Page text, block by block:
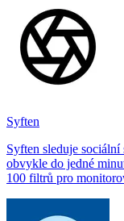
Syften
Syften sleduje sociální
obvykle do jedné
100 filtrů pro